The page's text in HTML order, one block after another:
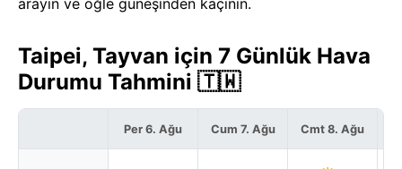
arayın ve öğle güneşinden kaçının.
Taipei, Tayvan için 7 Günlük Hava
Durumu Tahmini 🇹🇼
Per 6. Ağu Cum 7. Ağu Cmt 8. Ağu